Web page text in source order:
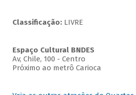
Classificação:LIVRE
Espaço Cultural BNDES
Av, Chile, 100 - Centro
Próximo ao metrô Carioca